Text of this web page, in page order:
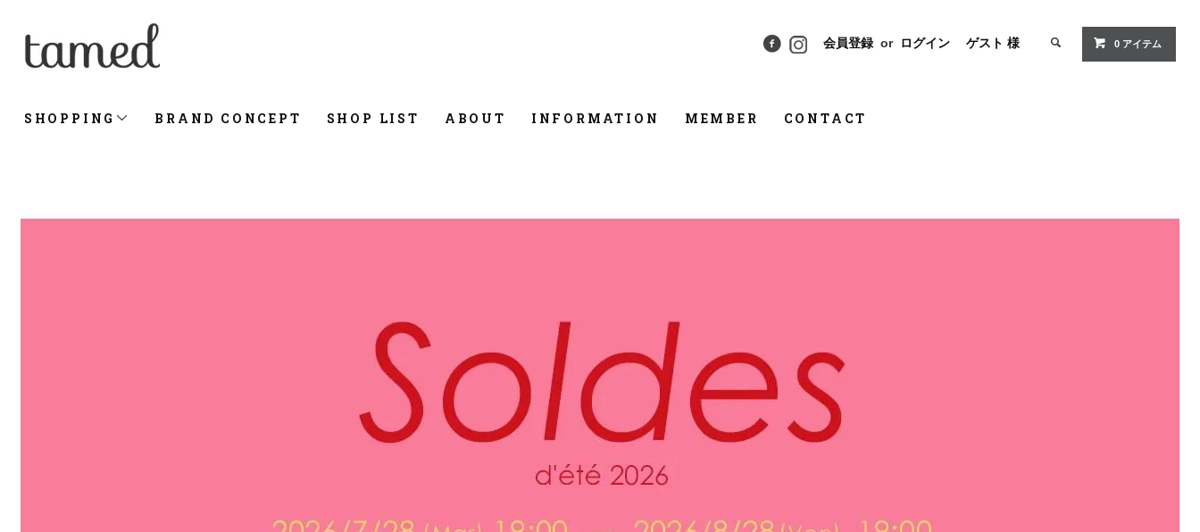
会員登録 or ログイン ゲスト 様 0 アイテム
SHOPPING BRAND CONCEPT SHOP LIST ABOUT INFORMATION MEMBER CONTACT